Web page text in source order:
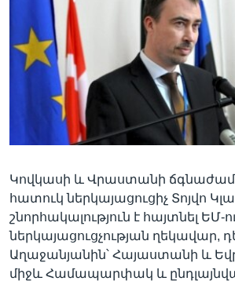
Լեզուներ
Կովկասի և Վրաստանի
հատուկ ներկայացուցիչ Տոյվո
շնորհակալություն է հայտնել
ներկայացուցչության ղեկավար,
Աղաջանյանին՝ Հայաստանի և
միջև Համապարփակ և